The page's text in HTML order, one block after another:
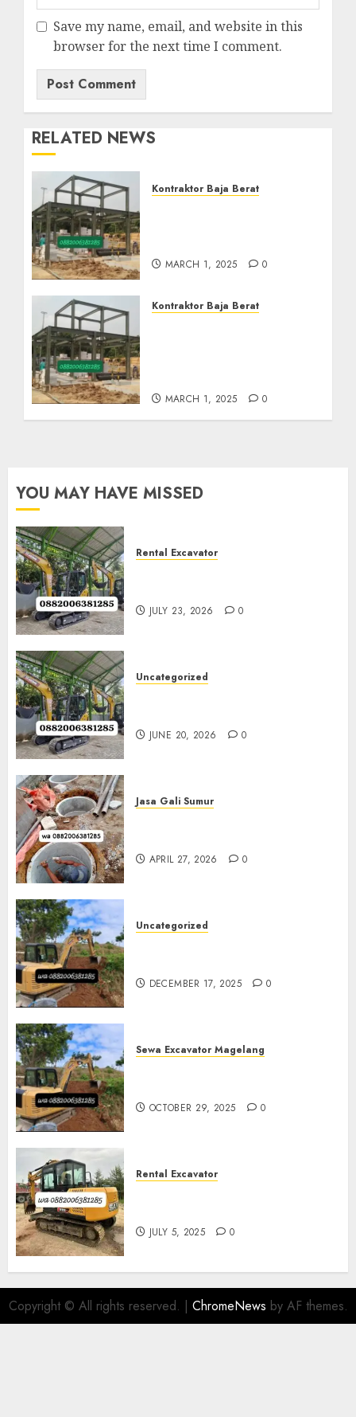
Save my name, email, and website in this
browser for the next time I comment.
RELATED NEWS
Kontraktor Baja Berat
MARCH 1, 2025 0
Kontraktor Baja Berat
MARCH 1, 2025 0
YOU MAY HAVE MISSED
Rental Excavator
JULY 23, 2026 0
Uncategorized
JUNE 20, 2026 0
Jasa Gali Sumur
APRIL 27, 2026 0
Uncategorized
DECEMBER 17, 2025 0
Sewa Excavator Magelang
OCTOBER 29, 2025 0
Rental Excavator
JULY 5, 2025 0
Copyright © All rights reserved. | ChromeNews by AF themes.